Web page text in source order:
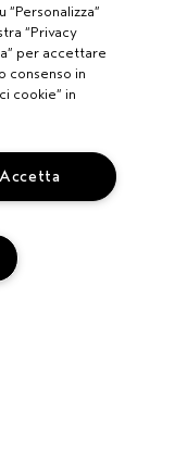
“Privacy
per accettare
consenso in
cookie” in
Accetta